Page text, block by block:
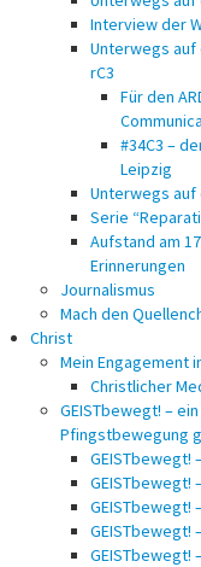
Interview der
Unterwegs
rC3
Für den
#34C3 –
Leipzig
Unterwegs auf
Serie
Aufstand am
Erinnerungen
Journalismus
Mach den
Christ
Mein Engagement
Christlicher
GEISTbewegt! –
Pfingstbewegung
GEISTbewegt!
GEISTbewegt!
GEISTbewegt!
GEISTbewegt!
GEISTbewegt!